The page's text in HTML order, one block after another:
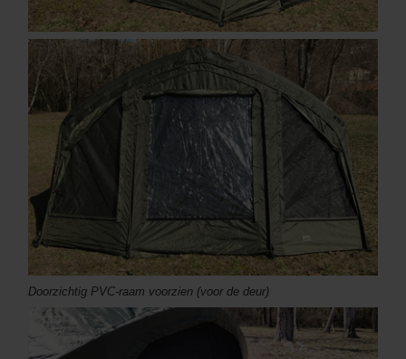
Doorzichtig PVC-raam voorzien (voor de deur)